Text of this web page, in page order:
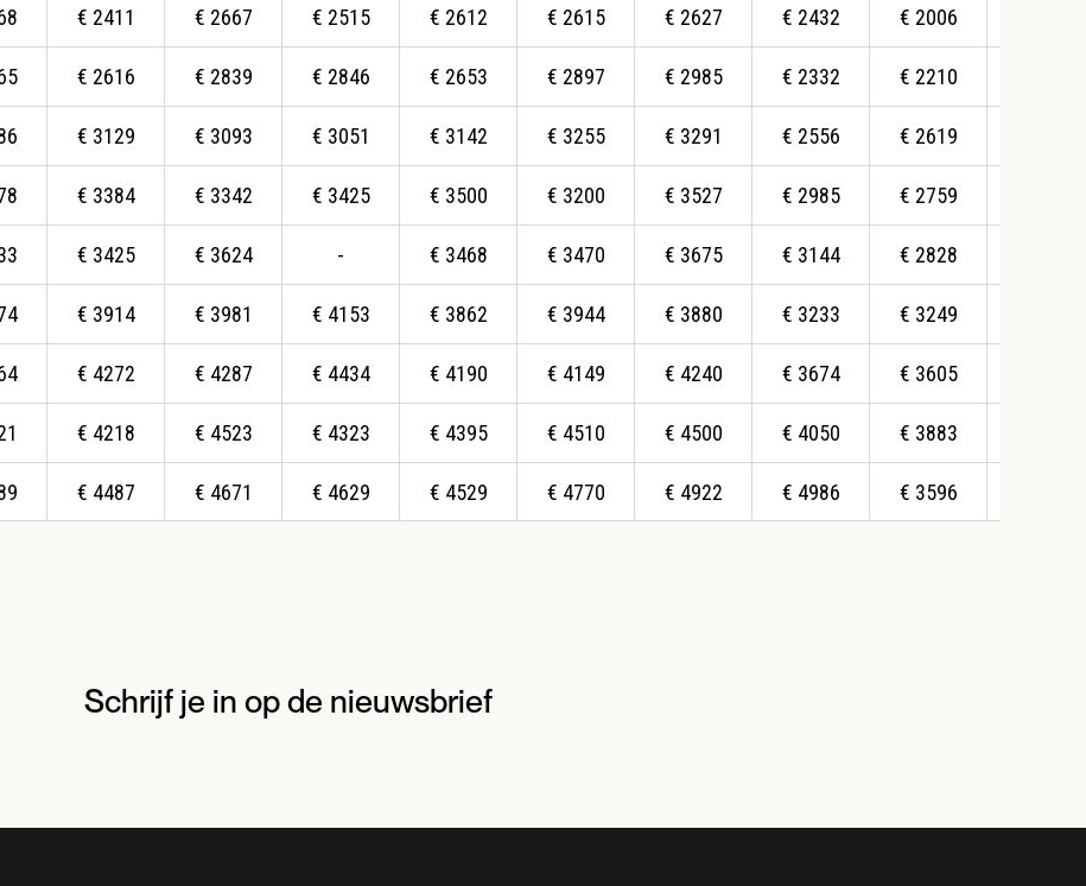
€ 2411
€ 2616
€ 3129
€ 3384
€ 3425
€ 3914
€ 4272
€ 4218
€ 4487
€ 2667
€ 2839
€ 3093
€ 3342
€ 3624
€ 3981
€ 4287
€ 4523
€ 4671
€ 2515
€ 2846
€ 3051
€ 3425
-
€ 4153
€ 4434
€ 4323
€ 4629
€ 2612
€ 2653
€ 3142
€ 3500
€ 3468
€ 3862
€ 4190
€ 4395
€ 4529
€ 2615
€ 2897
€ 3255
€ 3200
€ 3470
€ 3944
€ 4149
€ 4510
€ 4770
€ 2627
€ 2985
€ 3291
€ 3527
€ 3675
€ 3880
€ 4240
€ 4500
€ 4922
€ 2432
€ 2332
€ 2556
€ 2985
€ 3144
€ 3233
€ 3674
€ 4050
€ 4986
€ 2006
€ 2210
€ 2619
€ 2759
€ 2828
€ 3249
€ 3605
€ 3883
€ 3596
Schrijf je in op de nieuwsbrief